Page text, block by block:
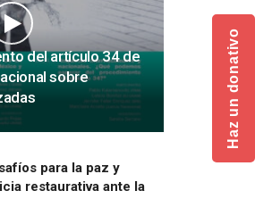
del artículo 34 de
sobre
para la paz y
restaurativa ante la
Haz un donativo